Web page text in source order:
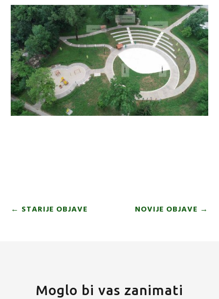
← STARIJE OBJAVE NOVIJE OBJAVE →
Moglo bi vas zanimati